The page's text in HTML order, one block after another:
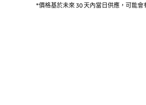
*價格基於未來 30 天內當日供應，可能